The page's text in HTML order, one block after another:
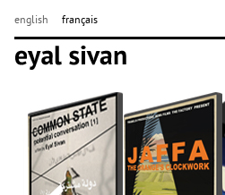
english français